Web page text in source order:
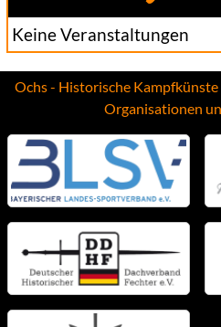
Keine Veranstaltungen
Ochs - Historische
Organisationen